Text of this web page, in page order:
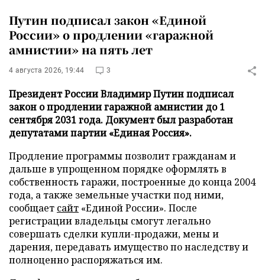
Путин подписал закон «Единой
России» о продлении «гаражной
амнистии» на пять лет
4 августа 2026, 19:44 3
Президент России Владимир Путин подписал
закон о продлении гаражной амнистии до 1
сентября 2031 года. Документ был разработан
депутатами партии «Единая Россия».
Продление программы позволит гражданам и
дальше в упрощенном порядке оформлять в
собственность гаражи, построенные до конца 2004
года, а также земельные участки под ними,
сообщает сайт «Единой России». После
регистрации владельцы смогут легально
совершать сделки купли-продажи, мены и
дарения, передавать имущество по наследству и
полноценно распоряжаться им.